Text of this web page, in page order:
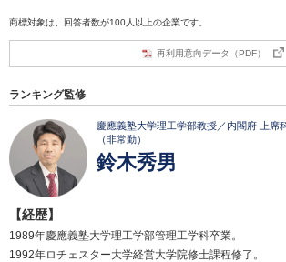
商標対象は、回答者数が100人以上の企業です。
再利用意向データ（PDF）
ランキング監修
慶應義塾大学理工学部教授／内閣府 上席
（非常勤）
鈴木秀男
【経歴】
1989年慶應義塾大学理工学部管理工学科卒業。
1992年ロチェスター大学経営大学院修士課程修了。